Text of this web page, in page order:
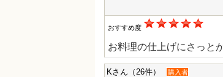
おすすめ度
お料理の仕上げにさっと
Kさん（26件） 購入者